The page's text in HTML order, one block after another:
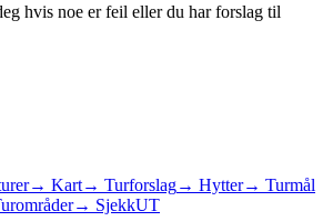
hvis noe er feil eller du har forslag til
→ Kart→ Turforslag→ Hytter→ Turmål
→ SjekkUT